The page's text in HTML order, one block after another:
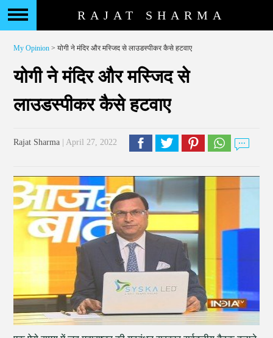
RAJAT SHARMA
My Opinion > योगी ने मंदिर और मस्जिद से लाउडस्पीकर कैसे हटवाए
योगी ने मंदिर और मस्जिद से
लाउडस्पीकर कैसे हटवाए
Rajat Sharma | April 27, 2022